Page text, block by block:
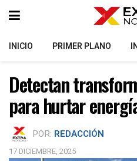
INICIO PRIMER PLANO
Detectan
para hurtar
POR: REDACCIÓN
17 DICIEMBRE, 2025